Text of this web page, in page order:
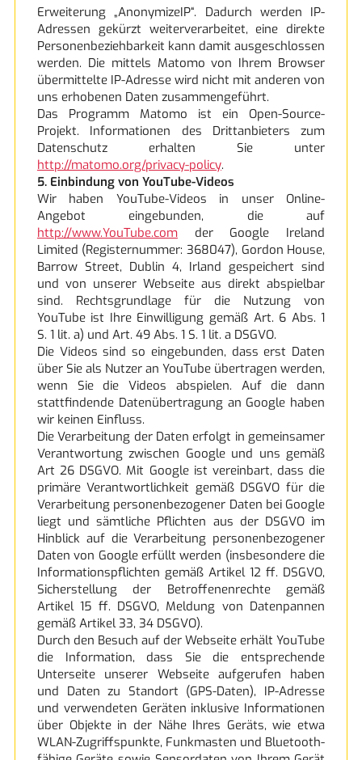
Erweiterung „AnonymizeIP“. Dadurch werden IP-
Adressen gekürzt weiterverarbeitet, eine direkte
Personenbeziehbarkeit kann damit ausgeschlossen
werden. Die mittels Matomo von Ihrem Browser
übermittelte IP-Adresse wird nicht mit anderen von
uns erhobenen Daten zusammengeführt.
Das Programm Matomo ist ein Open-Source-
Projekt. Informationen des Drittanbieters zum
Datenschutz erhalten Sie unter
http://matomo.org/privacy-policy.
5. Einbindung von YouTube-Videos
Wir haben YouTube-Videos in unser Online-
Angebot eingebunden, die auf
http://www.YouTube.comder Google Ireland
Limited (Registernummer: 368047), Gordon House,
Barrow Street, Dublin 4, Irland gespeichert sind
und von unserer Webseite aus direkt abspielbar
sind. Rechtsgrundlage für die Nutzung von
YouTube ist Ihre Einwilligung gemäß Art. 6 Abs. 1
S. 1 lit. a) und Art. 49 Abs. 1 S. 1 lit. a DSGVO.
Die Videos sind so eingebunden, dass erst Daten
über Sie als Nutzer an YouTube übertragen werden,
wenn Sie die Videos abspielen. Auf die dann
stattfindende Datenübertragung an Google haben
wir keinen Einfluss.
Die Verarbeitung der Daten erfolgt in gemeinsamer
Verantwortung zwischen Google und uns gemäß
Art 26 DSGVO. Mit Google ist vereinbart, dass die
primäre Verantwortlichkeit gemäß DSGVO für die
Verarbeitung personenbezogener Daten bei Google
liegt und sämtliche Pflichten aus der DSGVO im
Hinblick auf die Verarbeitung personenbezogener
Daten von Google erfüllt werden (insbesondere die
Informationspflichten gemäß Artikel 12 ff. DSGVO,
Sicherstellung der Betroffenenrechte gemäß
Artikel 15 ff. DSGVO, Meldung von Datenpannen
gemäß Artikel 33, 34 DSGVO).
Durch den Besuch auf der Webseite erhält YouTube
die Information, dass Sie die entsprechende
Unterseite unserer Webseite aufgerufen haben
und Daten zu Standort (GPS-Daten), IP-Adresse
und verwendeten Geräten inklusive Informationen
über Objekte in der Nähe Ihres Geräts, wie etwa
WLAN-Zugriffspunkte, Funkmasten und Bluetooth-